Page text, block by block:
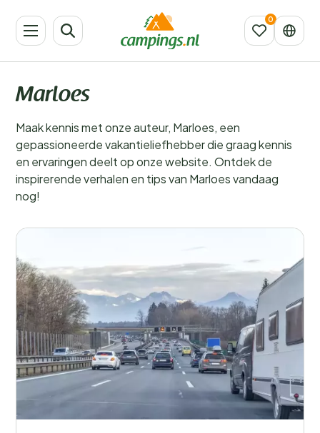
Marloes
Maak kennis met onze auteur, Marloes, een
gepassioneerde vakantieliefhebber die graag kennis
en ervaringen deelt op onze website. Ontdek de
inspirerende verhalen en tips van Marloes vandaag
nog!